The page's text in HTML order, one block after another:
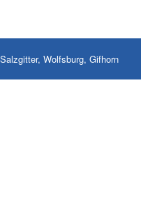
Wolfsburg, Gifhorn